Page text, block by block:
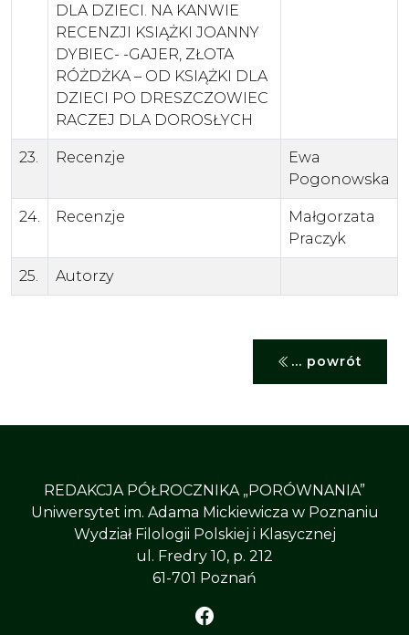
DLA DZIECI. NA KANWIE
RECENZJI KSIĄŻKI JOANNY
DYBIEC- -GAJER, ZŁOTA
RÓŻDŻKA – OD KSIĄŻKI DLA
DZIECI PO DRESZCZOWIEC
RACZEJ DLA DOROSŁYCH
23. Recenzje
Ewa
Pogonowska
24. Recenzje
Małgorzata
Praczyk
25. Autorzy
... powrót
REDAKCJA PÓŁROCZNIKA „PORÓWNANIA”
Uniwersytet im. Adama Mickiewicza w Poznaniu
Wydział Filologii Polskiej i Klasycznej
ul. Fredry 10, p. 212
61-701 Poznań